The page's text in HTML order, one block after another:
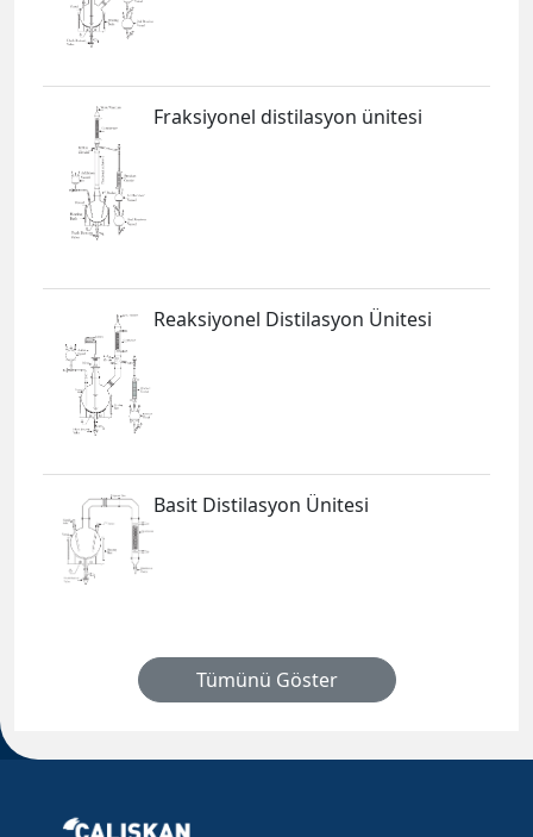
Fraksiyonel distilasyon ünitesi
Reaksiyonel Distilasyon Ünitesi
Basit Distilasyon Ünitesi
Tümünü Göster